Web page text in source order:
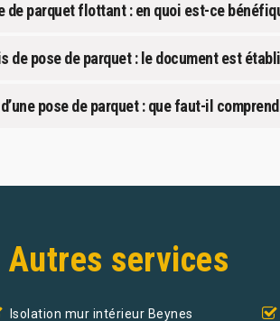
de parquet flottant : en quoi est-ce
de pose de parquet : le document est
pose de parquet : que faut-il
Autres services
Isolation mur intérieur Beynes